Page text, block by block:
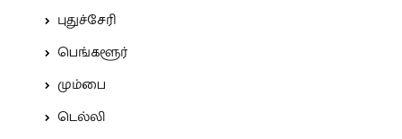
புதுச்சேரி
பெங்களூர்
மும்பை
டெல்லி